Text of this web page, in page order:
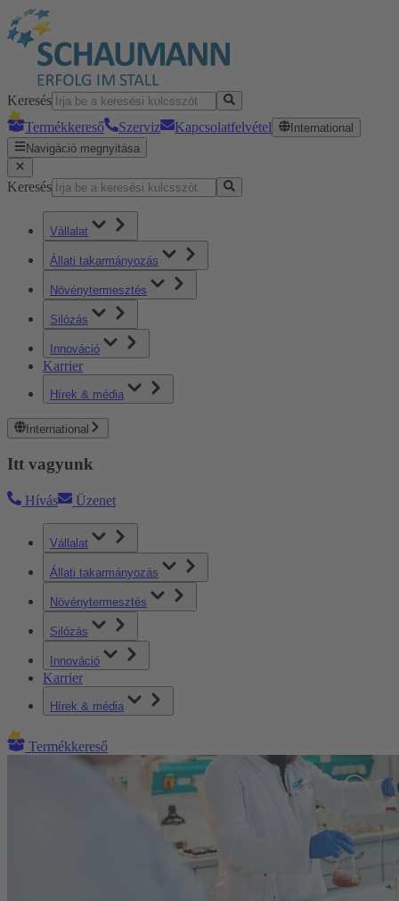
Keresés
Termékkereső
Szerviz Kapcsolatfelvétel
International
Navigáció megnyitása
Keresés
Vállalat
Állati takarmányozás
Növénytermesztés
Silózás
Innováció
Karrier
Hírek & média
International
Itt vagyunk
Hívás Üzenet
Vállalat
Állati takarmányozás
Növénytermesztés
Silózás
Innováció
Karrier
Hírek & média
Termékkereső